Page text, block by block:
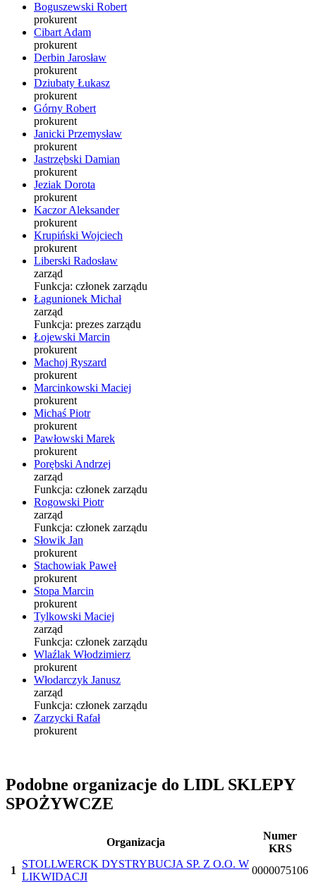
Boguszewski Robert
prokurent
Cibart Adam
prokurent
Derbin Jarosław
prokurent
Dziubaty Łukasz
prokurent
Górny Robert
prokurent
Janicki Przemysław
prokurent
Jastrzębski Damian
prokurent
Jeziak Dorota
prokurent
Kaczor Aleksander
prokurent
Krupiński Wojciech
prokurent
Liberski Radosław
zarząd
Funkcja: członek zarządu
Łagunionek Michał
zarząd
Funkcja: prezes zarządu
Łojewski Marcin
prokurent
Machoj Ryszard
prokurent
Marcinkowski Maciej
prokurent
Michaś Piotr
prokurent
Pawłowski Marek
prokurent
Porębski Andrzej
zarząd
Funkcja: członek zarządu
Rogowski Piotr
zarząd
Funkcja: członek zarządu
Słowik Jan
prokurent
Stachowiak Paweł
prokurent
Stopa Marcin
prokurent
Tylkowski Maciej
zarząd
Funkcja: członek zarządu
Wlaźlak Włodzimierz
prokurent
Włodarczyk Janusz
zarząd
Funkcja: członek zarządu
Zarzycki Rafał
prokurent
Podobne organizacje do LIDL SKLEPY
SPOŻYWCZE
Organizacja
Numer
KRS
1
STOLLWERCK DYSTRYBUCJA SP. Z O.O. W
LIKWIDACJI
0000075106